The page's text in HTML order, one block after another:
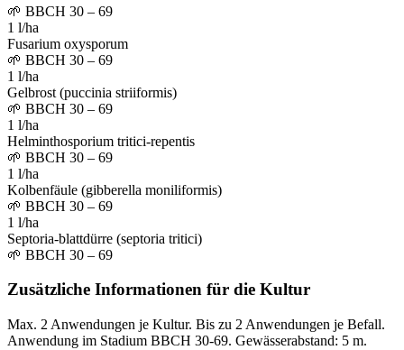
🌱 BBCH 30 – 69
1 l/ha
Fusarium oxysporum
🌱 BBCH 30 – 69
1 l/ha
Gelbrost (puccinia striiformis)
🌱 BBCH 30 – 69
1 l/ha
Helminthosporium tritici-repentis
🌱 BBCH 30 – 69
1 l/ha
Kolbenfäule (gibberella moniliformis)
🌱 BBCH 30 – 69
1 l/ha
Septoria-blattdürre (septoria tritici)
🌱 BBCH 30 – 69
Zusätzliche Informationen für die Kultur
Max. 2 Anwendungen je Kultur. Bis zu 2 Anwendungen je Befall.
Anwendung im Stadium BBCH 30-69. Gewässerabstand: 5 m.